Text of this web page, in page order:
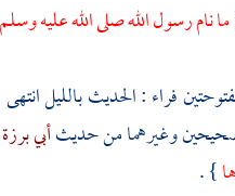
ما نام رسول الله صلى الله عليه
فراء : الحديث بالليل
وغيرهما من حديثأبي
} .